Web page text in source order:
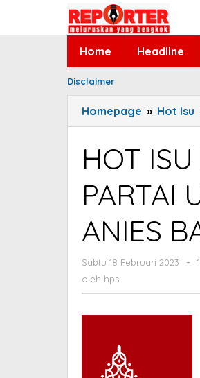
Home Headline
Disclaimer
Homepage » Hot Isu
HOT
PARTAI
ANIES
Sabtu 18 Februari 2023 -
oleh hps